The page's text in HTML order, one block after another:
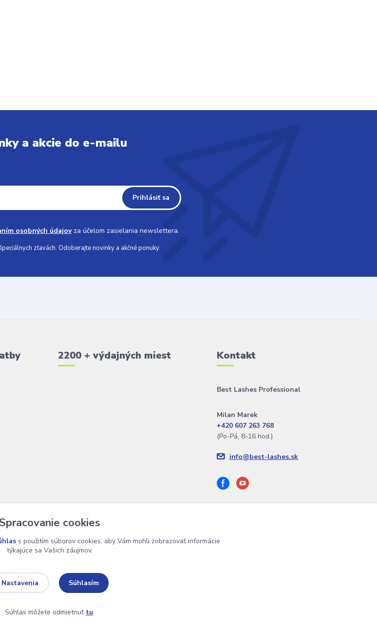
a akcie do e-mailu
Prihlásiť sa
osobných údajovza účelom zasielania newslettera.
zľavách. Odoberajte novinky a akčné ponuky.
2200 + výdajných miest Kontakt
Best Lashes Professional
Milan Marek
+420 607 263 768
(Po-Pá, 8-16 hod.)
info@best-lashes.sk
Dubina
Spracovanie cookies
s použitím súborov cookies, aby Vám mohli zobrazovať informácie
týkajúce sa Vašich záujmov.
Nastavenia Súhlasím
Súhlas môžete odmietnuť tu.